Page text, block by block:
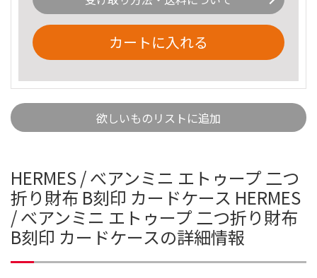
カートに入れる
欲しいものリストに追加
HERMES / べアンミニ エトゥープ 二つ
折り財布 B刻印 カードケース HERMES
/ べアンミニ エトゥープ 二つ折り財布
B刻印 カードケースの詳細情報